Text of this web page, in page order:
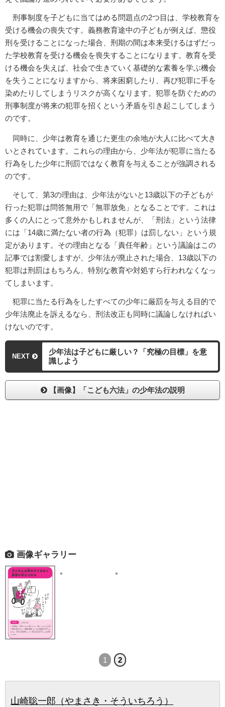
刑事制度を子どもに当てはめる問題点の2つ目は、学校教育を
受ける機会の喪失です。義務教育途中の子どもが例えば、懲役
刑を受けることになった場合、刑期の間は本来受けるはずだっ
た学校教育を受ける機会を喪失することになります。教育を受
ける機会を失えば、社会で生きていく基礎的な素養を学ぶ機会
を失うことになりますから、将来困窮したり、再び犯罪に手を
染めたりしてしまうリスクが高くなります。犯罪を防ぐための
刑事制度が将来の犯罪を招くという矛盾を引き起こしてしまう
のです。
同時に、少年は教育を通じた更生の余地が大人に比べて大き
いとされています。これらの理由から、少年法が犯罪に当たる
行為をした少年に刑罰ではなく教育を与えることが強調される
のです。
そして、第3の理由は、少年法がないと13歳以下の子どもが
行った犯罪は問答無用で「無罪放免」となることです。これは
多くの人にとって意外かもしれませんが、「刑法」という法律
には「14歳に満たない者の行為（犯罪）は罰しない」という規
定があります。その理由となる「責任年齢」という議論はこの
記事では割愛しますが、少年法が廃止された場合、13歳以下の
犯罪は刑罰はもちろん、特別な教育や対処すら行われなくなっ
てしまいます。
犯罪に当たる行為をしたすべての少年に厳罰を与える目的で
少年法廃止を訴えるなら、刑法改正も同時に議論しなければい
けないのです。
NEXT
少年法は子どもに厳しい？「究極の目標」を意
識しよう
【画像】「こども六法」の少年法の説明
画像ギャラリー
1 2
山崎聡一郎（やまさき・そういちろう）